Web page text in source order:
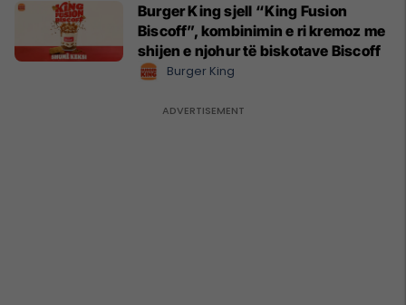
Burger King sjell “King Fusion
Biscoff”, kombinimin e ri kremoz me
shijen e njohur të biskotave Biscoff
Burger King